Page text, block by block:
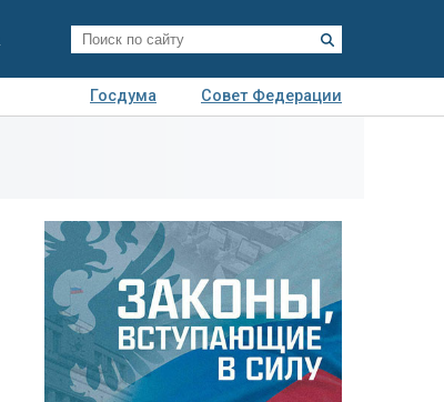
Госдума
Совет Федерации